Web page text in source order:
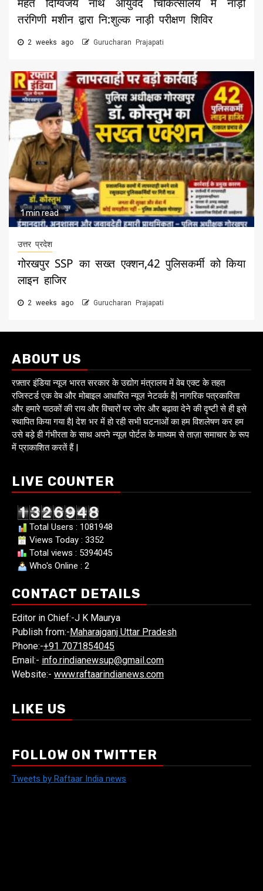
तरंगिणी मशीन द्वारा नि:शुल्क नाड़ी परीक्षण शिविर
2 weeks ago Gurucharan Prajapati
1 min read
उत्तर प्रदेश
गोरखपुर SSP का सख्त एक्शन,42 पुलिसकर्मी को किया
लाइन हाजिर
2 weeks ago Gurucharan Prajapati
ABOUT US
रफ़्तार इंडिया न्यूज भारत सरकार के उद्योग मंत्रालय में वेब एक्ट के तहत
रजिस्टर्ड एक वेब और मोबाइल आधारित न्यूज़ नेटवर्क है| नागरिक पत्रकारिता
और हमारे पाठकों की राय और विचारों पर जोर और बढ़ावा देने की दृष्टी से ही इसे
स्थापित किया गया है| देश भर में हो रही सभी घटनाओं का हम विशलेषण कर हम
उसे बड़े ही गंभीरता के साथ अपने न्यूज़ पोर्टल के माध्यम से ताज़ा समाचार के रूप
में प्राकाशित करतें हैं |
LIVE COUNTER
Total Users : 1081948
Views Today : 3352
Total views : 5394045
Who's Online : 2
CONTACT DETAILS
Editor in Chief:-J K Maurya
Publish from:-Maharajganj Uttar Pradesh
Phone:-+91 7071854045
Email:- info.rindianewsup@gmail.com
Website:- www.raftaarindianews.com
LIKE US
FOLLOW ON TWITTER
Tweets by Raftaar India news